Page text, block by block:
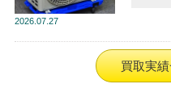
2026 07.27
買取実